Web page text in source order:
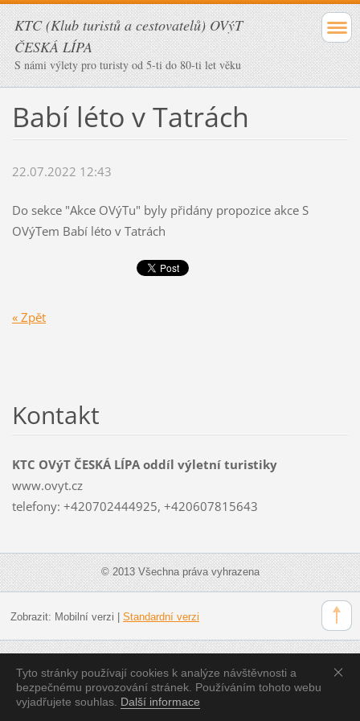
KTC (Klub turistů a cestovatelů) OVýT
ČESKÁ LÍPA
S námi výlety pro turisty od 5-ti do 80-ti let věku
Babí léto v Tatrách
22.07.2022 12:43
Do sekce "Akce OVýTu" byly přidány propozice akce S
OVýTem Babí léto v Tatrách
« Zpět
Tyto stránky používají cookies k analýze návštěvnosti a
bezpečnému provozování stránek. Používáním tohoto webu
vyjadřujete souhlas. Další informace
Kontakt
KTC OVýT ČESKÁ LÍPA oddíl výletní turistiky
www.ovyt.cz
telefony: +420702444925, +420607815643
© 2013 Všechna práva vyhrazena
Zobrazit: Mobilní verzi Standardní verzi